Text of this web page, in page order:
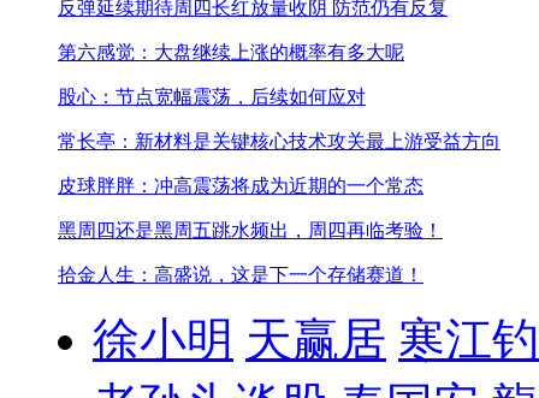
反弹延续期待周四长红放量收阴 防范仍有反复
第六感觉：大盘继续上涨的概率有多大呢
股心：节点宽幅震荡，后续如何应对
常长亭：新材料是关键核心技术攻关最上游受益方向
皮球胖胖：冲高震荡将成为近期的一个常态
黑周四还是黑周五跳水频出，周四再临考验！
拾金人生：高盛说，这是下一个存储赛道！
徐小明 天赢居 寒江